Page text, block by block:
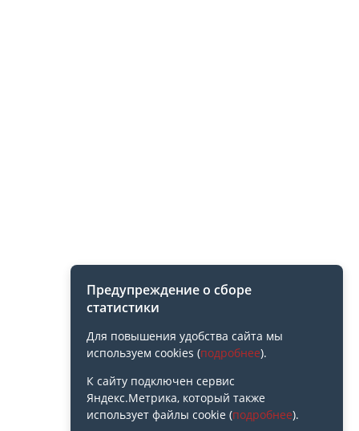
Предупреждение о сборе
статистики
Для повышения удобства сайта мы
используем cookies (подробнее).
К сайту подключен сервис
Яндекс.Метрика, который также
использует файлы cookie (подробнее).